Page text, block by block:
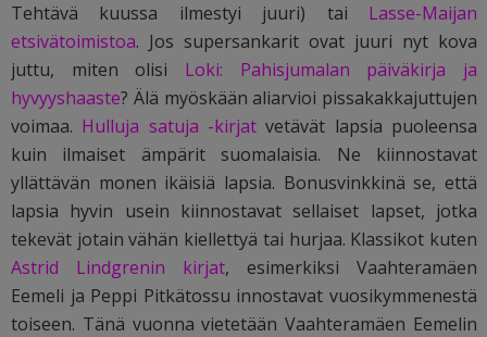
Tehtävä kuussa ilmestyi juuri) tai Lasse-Maijan
etsivätoimistoa. Jos supersankarit ovat juuri nyt kova
juttu, miten olisi Loki: Pahisjumalan päiväkirja ja
hyvyyshaaste? Älä myöskään aliarvioi pissakakkajuttujen
voimaa. Hulluja satuja -kirjat vetävät lapsia puoleensa
kuin ilmaiset ämpärit suomalaisia. Ne kiinnostavat
yllättävän monen ikäisiä lapsia. Bonusvinkkinä se, että
lapsia hyvin usein kiinnostavat sellaiset lapset, jotka
tekevät jotain vähän kiellettyä tai hurjaa. Klassikot kuten
Astrid Lindgrenin kirjat, esimerkiksi Vaahteramäen
Eemeli ja Peppi Pitkätossu innostavat vuosikymmenestä
toiseen. Tänä vuonna vietetään Vaahteramäen Eemelin